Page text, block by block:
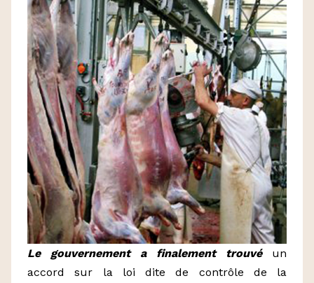
Le gouvernement a finalement trouvéun
accord sur la loi dite de contrôle de la